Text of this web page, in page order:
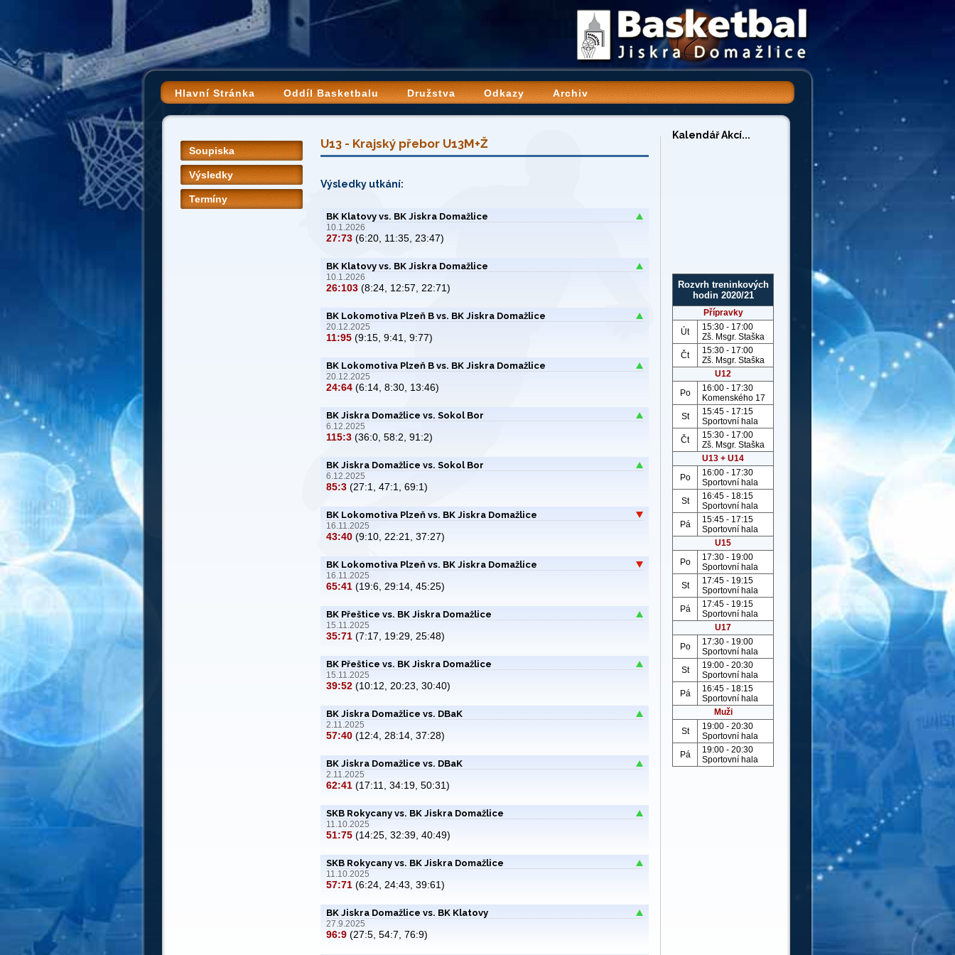
Hlavní Stránka Oddíl Basketbalu Družstva Odkazy Archiv
Soupiska
Výsledky
Termíny
U13 - Krajský přebor U13M+Ž
Výsledky utkání:
BK Klatovy vs. BK Jiskra Domažlice
10.1.2026
27:73 (6:20, 11:35, 23:47)
BK Klatovy vs. BK Jiskra Domažlice
10.1.2026
26:103 (8:24, 12:57, 22:71)
BK Lokomotiva Plzeň B vs. BK Jiskra Domažlice
20.12.2025
11:95 (9:15, 9:41, 9:77)
BK Lokomotiva Plzeň B vs. BK Jiskra Domažlice
20.12.2025
24:64 (6:14, 8:30, 13:46)
BK Jiskra Domažlice vs. Sokol Bor
6.12.2025
115:3 (36:0, 58:2, 91:2)
BK Jiskra Domažlice vs. Sokol Bor
6.12.2025
85:3 (27:1, 47:1, 69:1)
BK Lokomotiva Plzeň vs. BK Jiskra Domažlice
16.11.2025
43:40 (9:10, 22:21, 37:27)
BK Lokomotiva Plzeň vs. BK Jiskra Domažlice
16.11.2025
65:41 (19:6, 29:14, 45:25)
BK Přeštice vs. BK Jiskra Domažlice
15.11.2025
35:71 (7:17, 19:29, 25:48)
BK Přeštice vs. BK Jiskra Domažlice
15.11.2025
39:52 (10:12, 20:23, 30:40)
BK Jiskra Domažlice vs. DBaK
2.11.2025
57:40 (12:4, 28:14, 37:28)
BK Jiskra Domažlice vs. DBaK
2.11.2025
62:41 (17:11, 34:19, 50:31)
SKB Rokycany vs. BK Jiskra Domažlice
11.10.2025
51:75 (14:25, 32:39, 40:49)
SKB Rokycany vs. BK Jiskra Domažlice
11.10.2025
57:71 (6:24, 24:43, 39:61)
BK Jiskra Domažlice vs. BK Klatovy
27.9.2025
96:9 (27:5, 54:7, 76:9)
Kalendář Akcí...
Rozvrh treninkových
hodin 2020/21
Přípravky
Út
15:30 - 17:00
Zš. Msgr. Staška
Čt
15:30 - 17:00
Zš. Msgr. Staška
U12
Po
16:00 - 17:30
Komenského 17
St
15:45 - 17:15
Sportovní hala
Čt
15:30 - 17:00
Zš. Msgr. Staška
U13 + U14
Po
16:00 - 17:30
Sportovní hala
St
16:45 - 18:15
Sportovní hala
Pá
15:45 - 17:15
Sportovní hala
U15
Po
17:30 - 19:00
Sportovní hala
St
17:45 - 19:15
Sportovní hala
Pá
17:45 - 19:15
Sportovní hala
U17
Po
17:30 - 19:00
Sportovní hala
St
19:00 - 20:30
Sportovní hala
Pá
16:45 - 18:15
Sportovní hala
Muži
St
19:00 - 20:30
Sportovní hala
Pá
19:00 - 20:30
Sportovní hala